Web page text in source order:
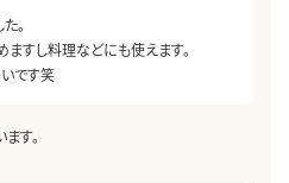
。
すし料理などにも使えます。
です笑
す。